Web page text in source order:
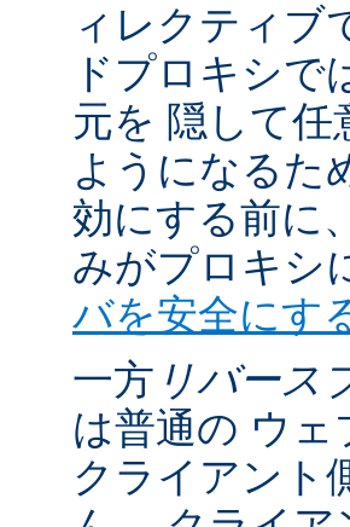
ィレクティブ
ドプロキシで
元を 隠して
ようになるた
効にする前に
みがプロキシ
バを安全にす
一方 リバース
は普通の ウ
クライアント